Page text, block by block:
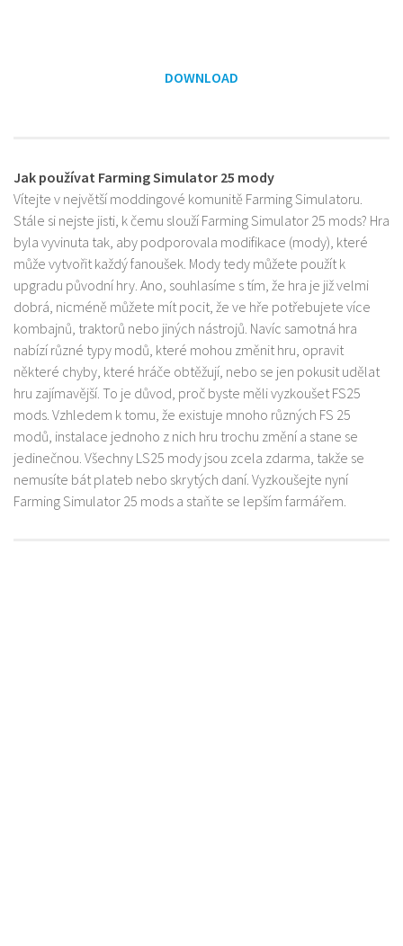
DOWNLOAD
Jak používat Farming Simulator 25 mody
Vítejte v největší moddingové komunitě Farming Simulatoru.
Stále si nejste jisti, k čemu slouží Farming Simulator 25 mods? Hra
byla vyvinuta tak, aby podporovala modifikace (mody), které
může vytvořit každý fanoušek. Mody tedy můžete použít k
upgradu původní hry. Ano, souhlasíme s tím, že hra je již velmi
dobrá, nicméně můžete mít pocit, že ve hře potřebujete více
kombajnů, traktorů nebo jiných nástrojů. Navíc samotná hra
nabízí různé typy modů, které mohou změnit hru, opravit
některé chyby, které hráče obtěžují, nebo se jen pokusit udělat
hru zajímavější. To je důvod, proč byste měli vyzkoušet FS25
mods. Vzhledem k tomu, že existuje mnoho různých FS 25
modů, instalace jednoho z nich hru trochu změní a stane se
jedinečnou. Všechny LS25 mody jsou zcela zdarma, takže se
nemusíte bát plateb nebo skrytých daní. Vyzkoušejte nyní
Farming Simulator 25 mods a staňte se lepším farmářem.